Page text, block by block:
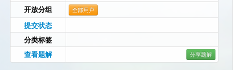
开放分组
全部用户
提交状态
分类标签
查看题解
分享题解